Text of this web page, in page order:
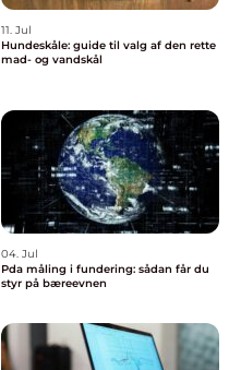
11. Jul
Hundeskåle: guide til valg af den rette
mad- og vandskål
04. Jul
Pda måling i fundering: sådan får du
styr på bæreevnen